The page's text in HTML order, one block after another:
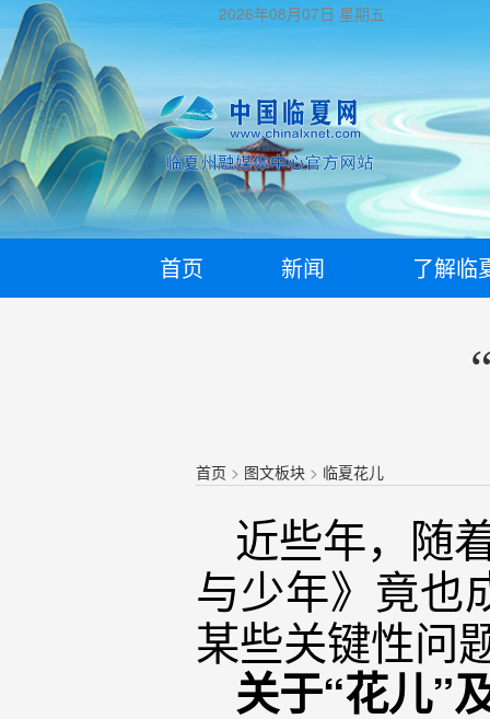
2026年08月07日 星期五
首页 新闻 了解临
首页 > 图文板块 > 临夏花儿
近些年，随
与少年》竟也
某些关键性
关于“花儿”